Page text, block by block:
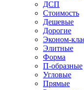
ДСП
Стоимость
Дешевые
Дорогие
Эконом-
Элитные
Форма
П-образные
Угловые
Прямые